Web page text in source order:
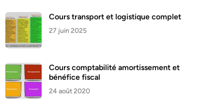
Cours transport et logistique complet
27 juin 2025
Cours comptabilité amortissement et
bénéfice fiscal
24 août 2020